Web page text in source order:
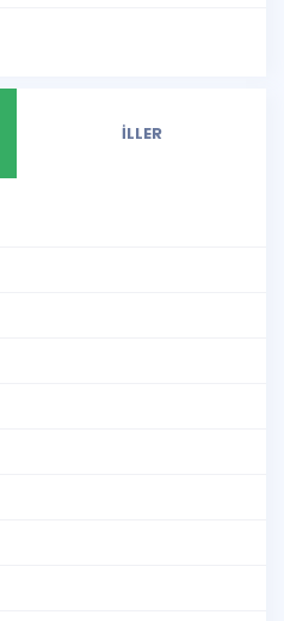
İLLER